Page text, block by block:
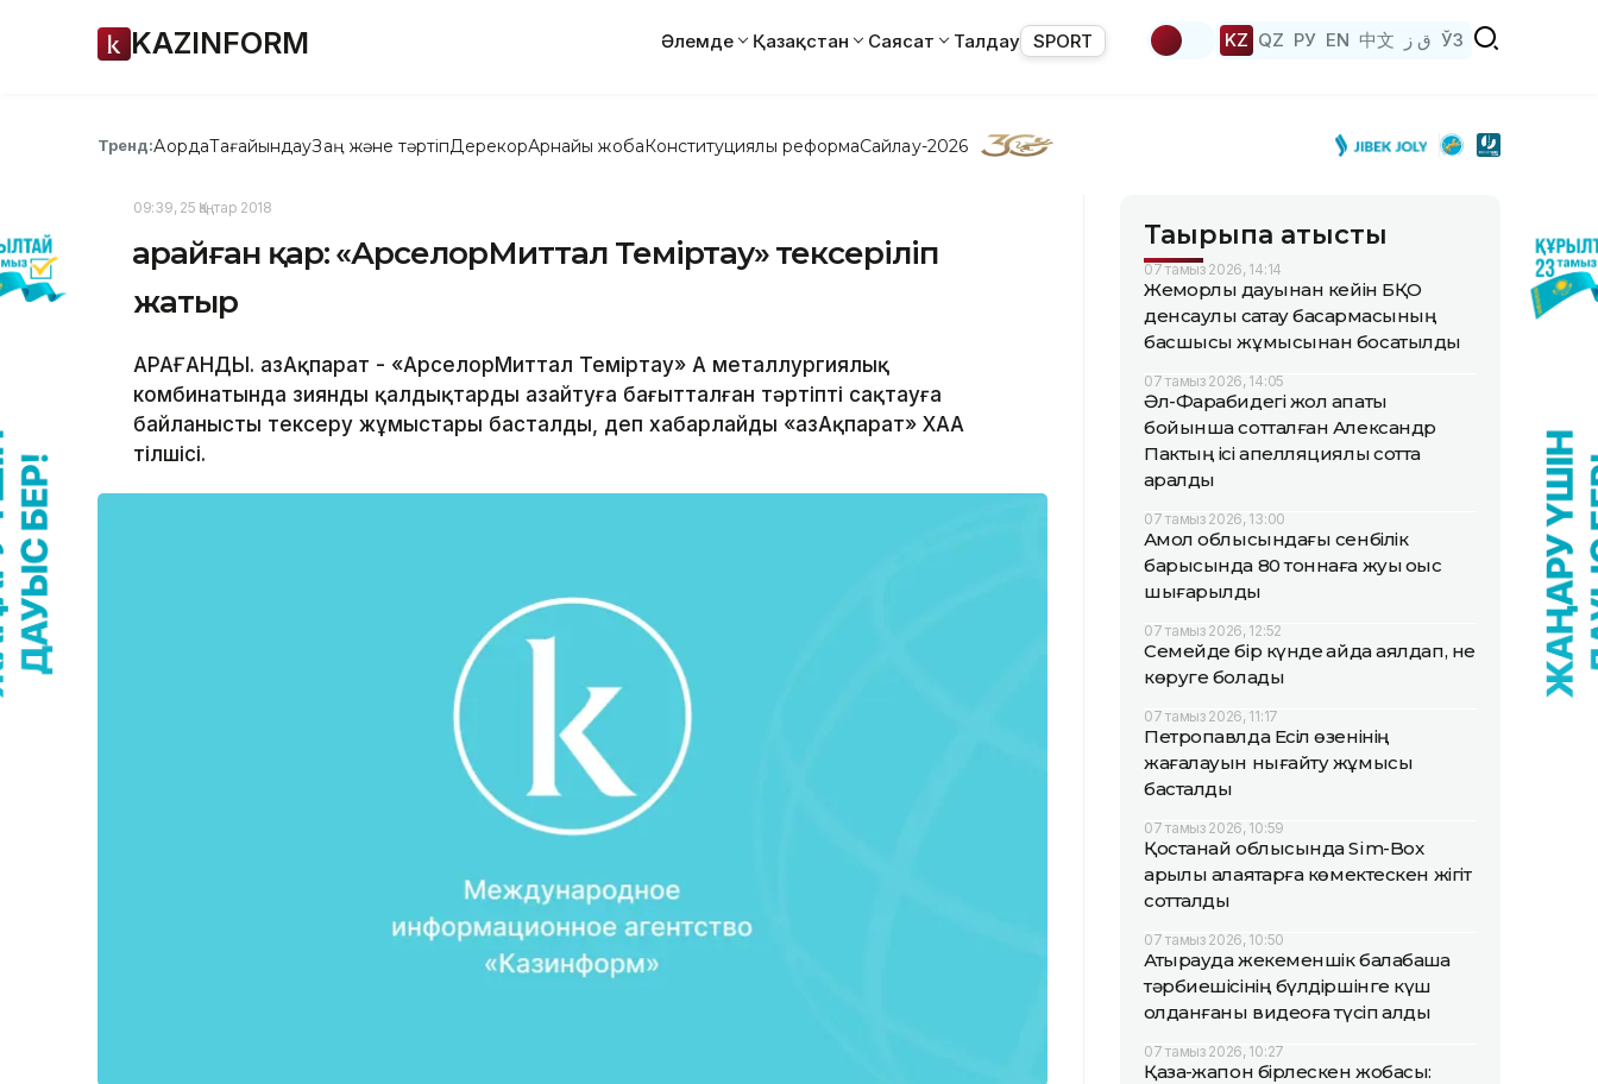
KAZINFORM Әлемде Қазақстан Саясат Талдау SPORT KZ QZ РУ EN 中文 ق ز ЎЗ
Тренд:АқордаТағайындауЗаң және тәртіпДерекқорАрнайы жобаКонституциялық реформаСайлау-2026
09:39, 25 Қаңтар 2018
Қарайған қар: «АрселорМиттал Теміртау» тексеріліп
жатыр
ҚАРАҒАНДЫ. ҚазАқпарат - «АрселорМиттал Теміртау» АҚ металлургиялық
комбинатында зиянды қалдықтарды азайтуға бағытталған тәртіпті сақтауға
байланысты тексеру жұмыстары басталды, деп хабарлайды «ҚазАқпарат» ХАА
тілшісі.
Тақырыпқа қатысты
07 тамыз 2026, 14:14
Жемқорлық дауынан кейін БҚО
денсаулық сақтау басқармасының
басшысы жұмысынан босатылды
07 тамыз 2026, 14:05
Әл-Фарабидегі жол апаты
бойынша сотталған Александр
Пактың ісі апелляциялық сотта
қаралды
07 тамыз 2026, 13:00
Ақмол облысындағы сенбілік
барысында 80 тоннаға жуық қоқыс
шығарылды
07 тамыз 2026, 12:52
Семейде бір күнде қайда аялдап, не
көруге болады
07 тамыз 2026, 11:17
Петропавлда Есіл өзенінің
жағалауын нығайту жұмысы
басталды
07 тамыз 2026, 10:59
Қостанай облысында Sim-Box
арқылы алаяқтарға көмектескен жігіт
сотталды
07 тамыз 2026, 10:50
Атырауда жекеменшік балабақша
тәрбиешісінің бүлдіршінге күш
қолданғаны видеоға түсіп қалды
07 тамыз 2026, 10:27
Қазақ-жапон бірлескен жобасы: